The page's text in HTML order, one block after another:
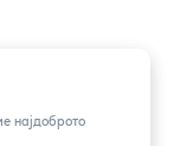
најдоброто